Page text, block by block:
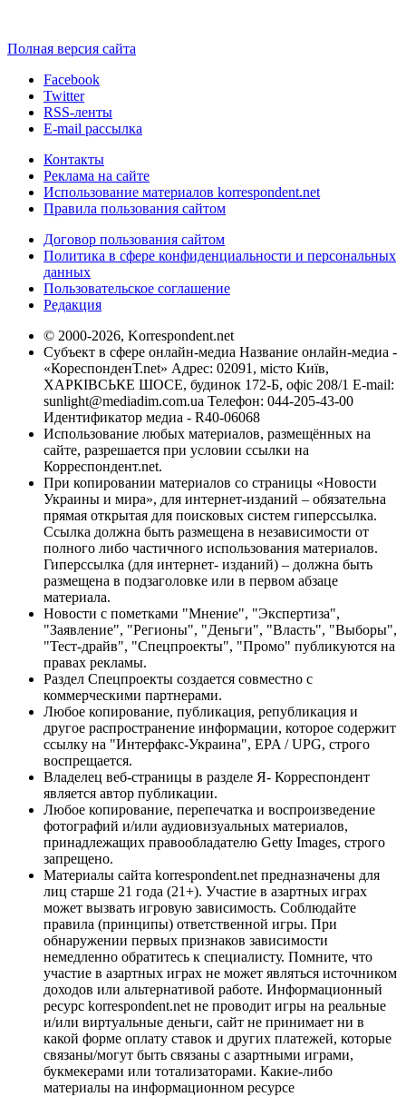
Полная версия сайта
Facebook
Twitter
RSS-ленты
E-mail рассылка
Контакты
Реклама на сайте
Использование материалов korrespondent.net
Правила пользования сайтом
Договор пользования сайтом
Политика в сфере конфиденциальности и персональных
данных
Пользовательское соглашение
Редакция
© 2000-2026, Korrespondent.net
Субъект в сфере онлайн-медиа Название онлайн-медиа -
«КореспонденТ.net» Адрес: 02091, місто Київ,
ХАРКІВСЬКЕ ШОСЕ, будинок 172-Б, офіс 208/1 E-mail:
sunlight@mediadim.com.ua Телефон: 044-205-43-00
Идентификатор медиа - R40-06068
Использование любых материалов, размещённых на
сайте, разрешается при условии ссылки на
Корреспондент.net.
При копировании материалов со страницы «Новости
Украины и мира», для интернет-изданий – обязательна
прямая открытая для поисковых систем гиперссылка.
Ссылка должна быть размещена в независимости от
полного либо частичного использования материалов.
Гиперссылка (для интернет- изданий) – должна быть
размещена в подзаголовке или в первом абзаце
материала.
Новости с пометками "Мнение", "Экспертиза",
"Заявление", "Регионы", "Деньги", "Власть", "Выборы",
"Тест-драйв", "Спецпроекты", "Промо" публикуются на
правах рекламы.
Раздел Спецпроекты создается совместно с
коммерческими партнерами.
Любое копирование, публикация, републикация и
другое распространение информации, которое содержит
ссылку на "Интерфакс-Украина", EPA / UPG, строго
воспрещается.
Владелец веб-страницы в разделе Я- Корреспондент
является автор публикации.
Любое копирование, перепечатка и воспроизведение
фотографий и/или аудиовизуальных материалов,
принадлежащих правообладателю Getty Images, строго
запрещено.
Материалы сайта korrespondent.net предназначены для
лиц старше 21 года (21+). Участие в азартных играх
может вызвать игровую зависимость. Соблюдайте
правила (принципы) ответственной игры. При
обнаружении первых признаков зависимости
немедленно обратитесь к специалисту. Помните, что
участие в азартных играх не может являться источником
доходов или альтернативой работе. Информационный
ресурс korrespondent.net не проводит игры на реальные
и/или виртуальные деньги, сайт не принимает ни в
какой форме оплату ставок и других платежей, которые
связаны/могут быть связаны с азартными играми,
букмекерами или тотализаторами. Какие-либо
материалы на информационном ресурсе